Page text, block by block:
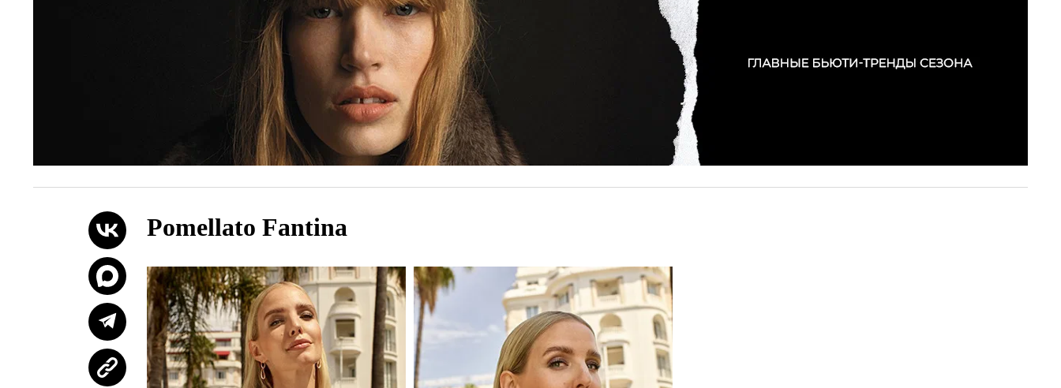
Pomellato Fantina